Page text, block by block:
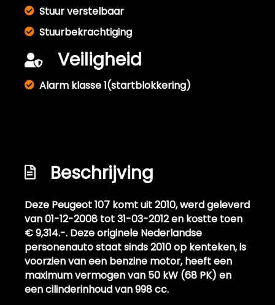
Stuur verstelbaar
Stuurbekrachtiging
Veiligheid
Alarm klasse 1(startblokkering)
Beschrijving
Deze Peugeot 107 komt uit 2010, werd geleverd
van 01-12-2008 tot 31-03-2012 en kostte toen
€ 9,314.-. Deze originele Nederlandse
personenauto staat sinds 2010 op kenteken, is
voorzien van een benzine motor, heeft een
maximum vermogen van 50 kW (68 PK) en
een cilinderinhoud van 998 cc.